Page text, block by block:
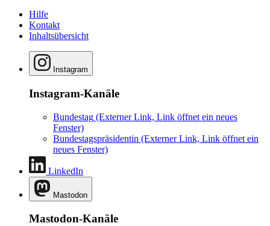
Hilfe
Kontakt
Inhaltsübersicht
Instagram
Instagram-Kanäle
Bundestag (Externer Link, Link öffnet ein neues
Fenster)
Bundestagspräsidentin (Externer Link, Link öffnet ein
neues Fenster)
LinkedIn
Mastodon
Mastodon-Kanäle